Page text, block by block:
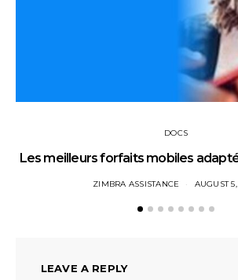
DOCS
Les meilleurs forfaits mobiles
ZIMBRA ASSISTANCE AUGUST
LEAVE A REPLY